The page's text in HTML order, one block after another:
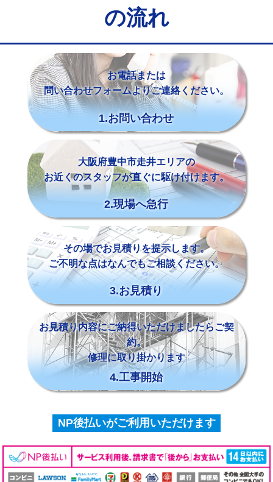
の流れ
お電話または
問い合わせフォームよりご連絡ください。
1.お問い合わせ
大阪府豊中市走井エリアの
お近くのスタッフが直ぐに駆け付けます。
2.現場へ急行
その場でお見積りを提示します。
ご不明な点はなんでもご相談ください。
3.お見積り
お見積り内容にご納得いただけましたらご契
約。
修理に取り掛かります
4.工事開始
NP後払いがご利用いただけます